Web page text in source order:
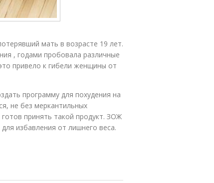
мать в возрасте 19 лет.
, годами пробовала различные
привело к гибели женщины от
программу для похудения на
не без меркантильных
принять такой продукт. ЗОЖ
избавления от лишнего веса.